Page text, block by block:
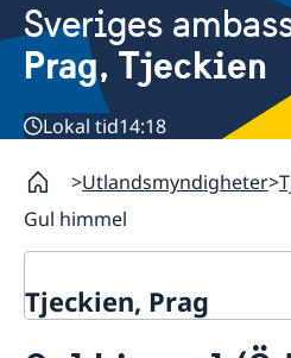
Sveriges
Prag, Tjeckien
Lokal tid14:18
Utlandsmyndigheter
Gul himmel
Tjeckien, Prag